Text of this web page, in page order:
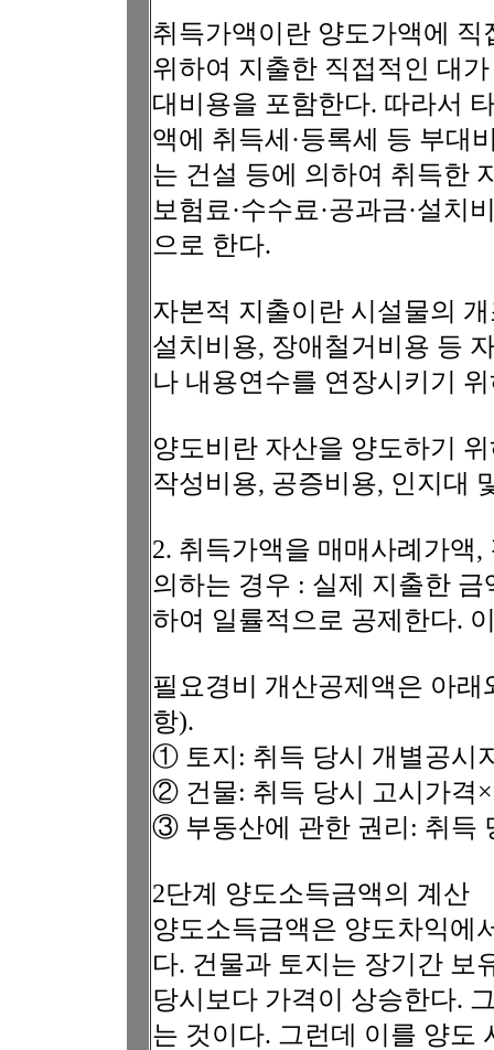
취득가액이란 양도가액에
위하여 지출한 직접적인 대
대비용을 포함한다. 따라서
액에 취득세·등록세 등 부대
는 건설 등에 의하여 취득한
보험료·수수료·공과금·설
으로 한다.
자본적 지출이란 시설물의
설치비용, 장애철거비용 등
나 내용연수를 연장시키기
양도비란 자산을 양도하기
작성비용, 공증비용, 인지대
2. 취득가액을 매매사례가액
의하는 경우 : 실제 지출한
하여 일률적으로 공제한다.
필요경비 개산공제액은 아래
항).
① 토지: 취득 당시 개별공시
② 건물: 취득 당시 고시가격
③ 부동산에 관한 권리: 취득
2단계 양도소득금액의 계산
양도소득금액은 양도차익에
다. 건물과 토지는 장기간 보
당시보다 가격이 상승한다.
는 것이다. 그런데 이를 양도